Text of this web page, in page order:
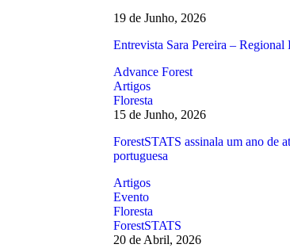
19 de Junho, 2026
Entrevista Sara Pereira – Regional
Advance Forest
Artigos
Floresta
15 de Junho, 2026
ForestSTATS assinala um ano de
portuguesa
Artigos
Evento
Floresta
ForestSTATS
20 de Abril, 2026